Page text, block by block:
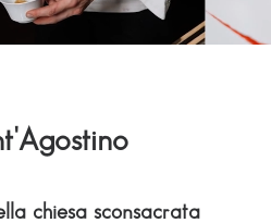
chiesa sconsacrata